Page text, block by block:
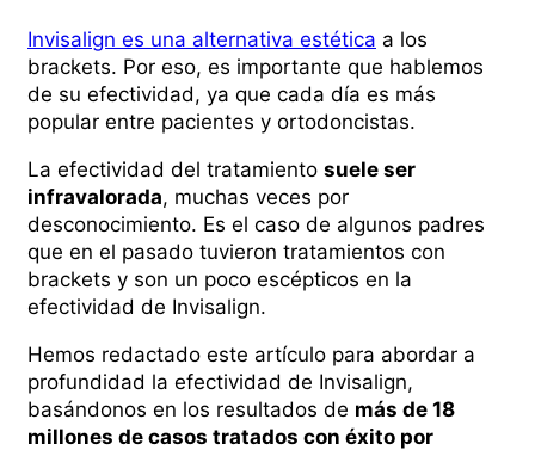
Invisalign es una alternativa estética a los
brackets. Por eso, es importante que hablemos
de su efectividad, ya que cada dí­a es más
popular entre pacientes y ortodoncistas.
La efectividad del tratamiento suele ser
infravalorada, muchas veces por
desconocimiento. Es el caso de algunos padres
que en el pasado tuvieron tratamientos con
brackets y son un poco escépticos en la
efectividad de Invisalign.
Hemos redactado este artículo para abordar a
profundidad la efectividad de Invisalign,
basándonos en los resultados de más de 18
millones de casos tratados con éxito por